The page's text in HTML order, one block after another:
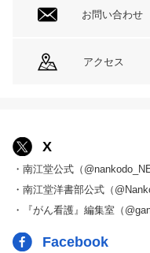
お問い合わせ
アクセス
X
・南江堂公式（
・南江堂洋書部公式（
・『がん看護』編集室（
Facebook